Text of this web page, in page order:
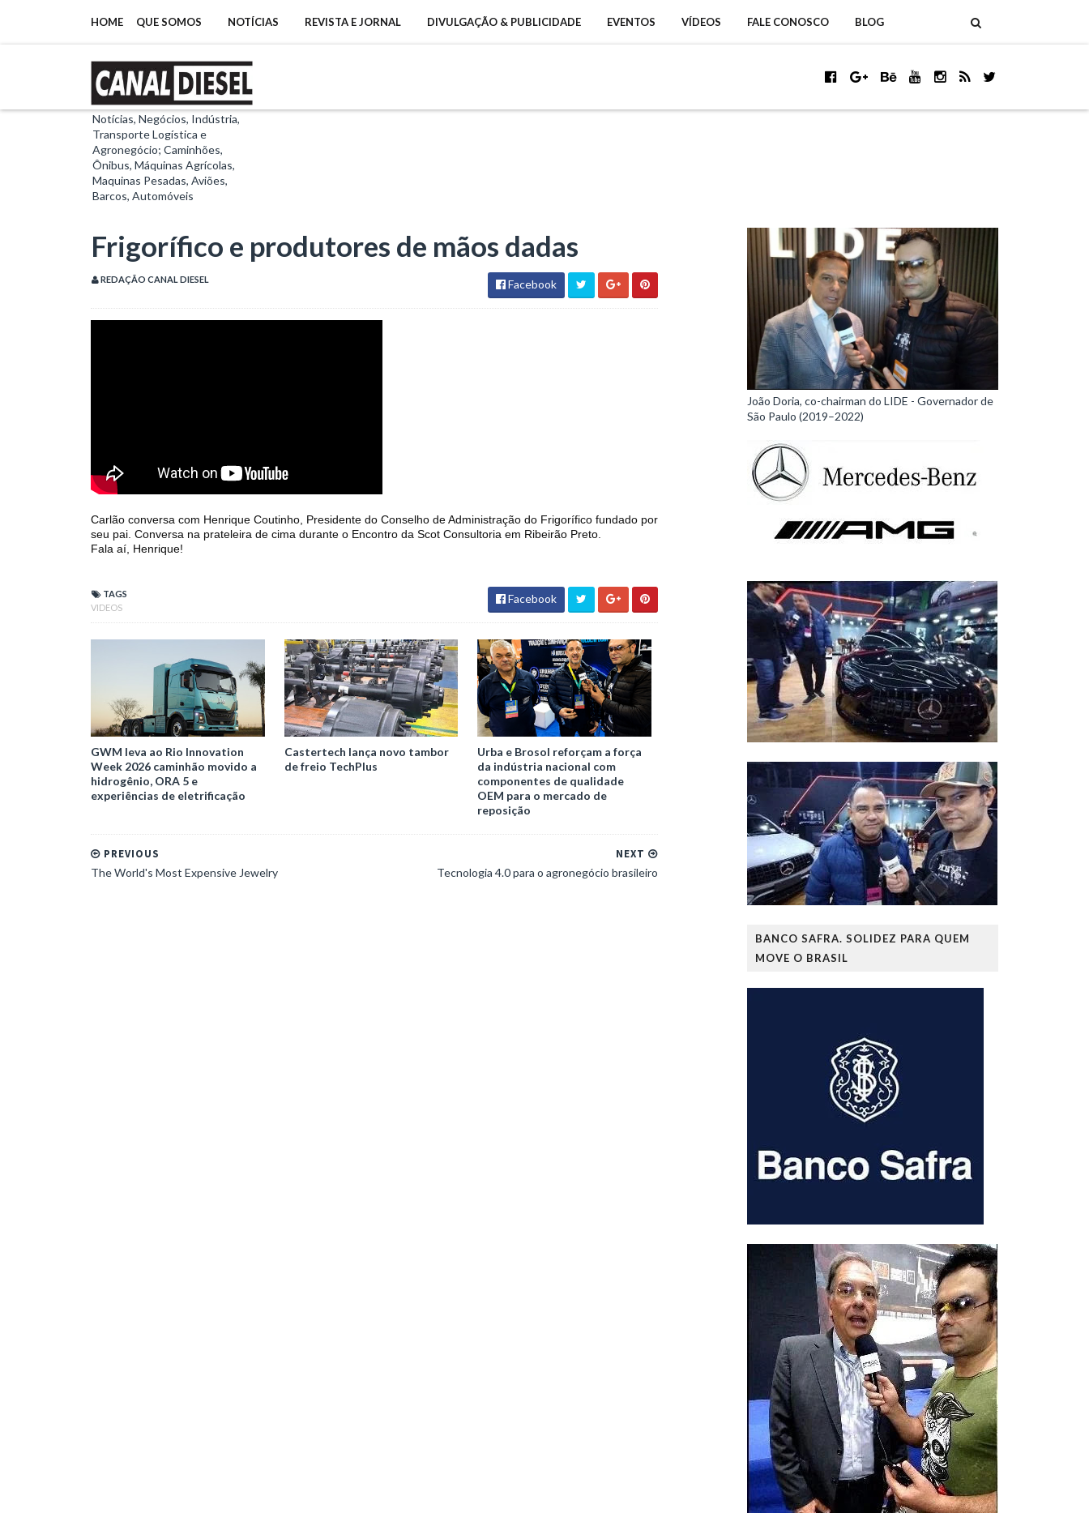
HOME QUE SOMOS NOTÍCIAS REVISTA E JORNAL DIVULGAÇÃO & PUBLICIDADE EVENTOS VÍDEOS FALE CONOSCO BLOG
Notícias, Negócios, Indústria,
Transporte Logística e
Agronegócio; Caminhões,
Ônibus, Máquinas Agrícolas,
Maquinas Pesadas, Aviões,
Barcos, Automóveis
Frigorífico e produtores de mãos dadas
REDAÇÃO CANAL DIESEL Facebook
Carlão conversa com Henrique Coutinho, Presidente do Conselho de Administração do Frigorífico fundado por
seu pai. Conversa na prateleira de cima durante o Encontro da Scot Consultoria em Ribeirão Preto.
Fala aí, Henrique!
TAGS
VIDEOS
Facebook
GWM leva ao Rio Innovation
Week 2026 caminhão movido a
hidrogênio, ORA 5 e
experiências de eletrificação
Castertech lança novo tambor
de freio TechPlus
Urba e Brosol reforçam a força
da indústria nacional com
componentes de qualidade
OEM para o mercado de
reposição
NEXT
Tecnologia 4.0 para o agronegócio brasileiro
PREVIOUS
The World's Most Expensive Jewelry
João Doria, co-chairman do LIDE - Governador de
São Paulo (2019–2022)
BANCO SAFRA. SOLIDEZ PARA QUEM
MOVE O BRASIL